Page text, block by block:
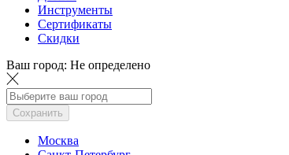
Инструменты
Сертификаты
Скидки
Ваш город: Не определено
Сохранить
Москва